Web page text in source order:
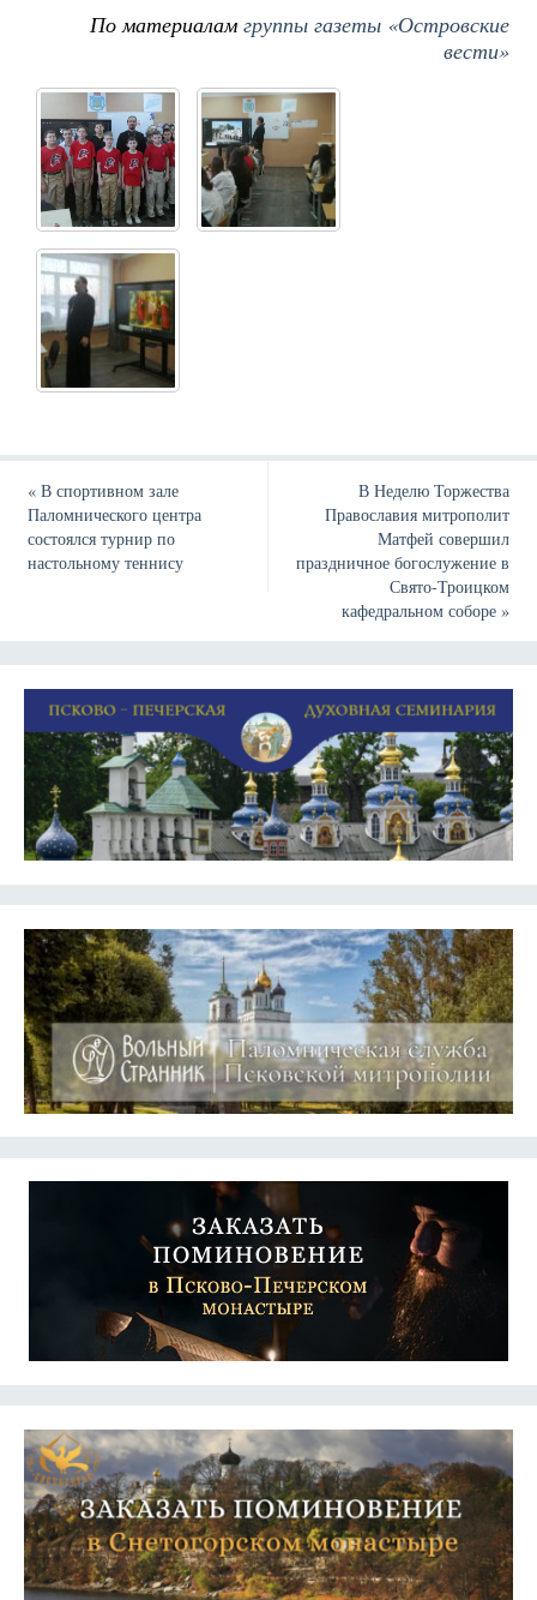
По материаламгруппы газеты «Островские
вести»
«В спортивном зале
Паломнического центра
состоялся турнир по
настольному теннису
В Неделю Торжества
Православия митрополит
Матфей совершил
праздничное богослужение в
Свято-Троицком
кафедральном соборе»